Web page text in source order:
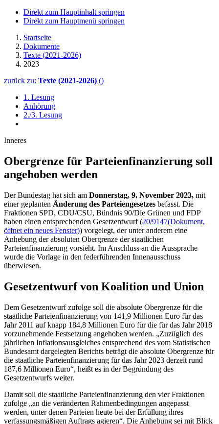
Direkt zum Hauptinhalt springen
Direkt zum Hauptmenü springen
Startseite
Dokumente
Texte (2021-2026)
2023
zurück zu: Texte (2021-2026) ()
1. Lesung
Anhörung
2./3. Lesung
Inneres
Obergrenze für Parteien­finanzierung soll
angehoben werden
Der Bundestag hat sich am Donnerstag, 9. November 2023, mit
einer geplanten Änderung des Parteiengesetzes befasst. Die
Fraktionen SPD, CDU/CSU, Bündnis 90/Die Grünen und FDP
haben einen entsprechenden Gesetzentwurf (20/9147(Dokument,
öffnet ein neues Fenster)) vorgelegt, der unter anderem eine
Anhebung der absoluten Obergrenze der staatlichen
Parteienfinanzierung vorsieht. Im Anschluss an die Aussprache
wurde die Vorlage in den federführenden Innenausschuss
überwiesen.
Gesetzentwurf von Koalition und Union
Dem Gesetzentwurf zufolge soll die absolute Obergrenze für die
staatliche Parteienfinanzierung von 141,9 Millionen Euro für das
Jahr 2011 auf knapp 184,8 Millionen Euro für die für das Jahr 2018
vorzunehmende Festsetzung angehoben werden. „Zuzüglich des
jährlichen Inflationsausgleiches entsprechend des vom Statistischen
Bundesamt dargelegten Berichts beträgt die absolute Obergrenze für
die staatliche Parteienfinanzierung für das Jahr 2023 derzeit rund
187,6 Millionen Euro“, heißt es in der Begründung des
Gesetzentwurfs weiter.
Damit soll die staatliche Parteienfinanzierung den vier Fraktionen
zufolge „an die veränderten Rahmenbedingungen angepasst
werden, unter denen Parteien heute bei der Erfüllung ihres
verfassungsmäßigen Auftrags agieren“. Die Anhebung sei mit Blick